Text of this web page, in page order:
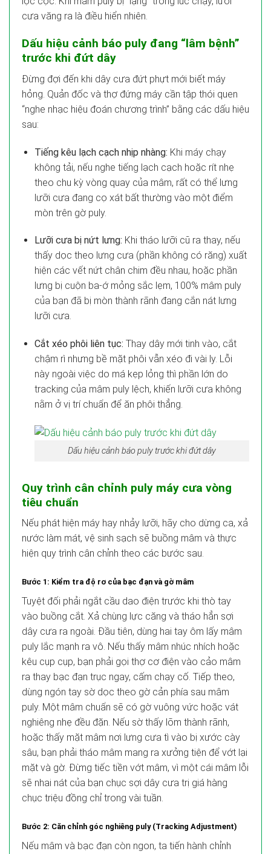
cưa văng ra là điều hiển nhiên.
Dấu hiệu cảnh báo puly đang “lâm bệnh”
trước khi đứt dây
Đừng đợi đến khi dây cưa đứt phựt mới biết máy
hỏng. Quản đốc và thợ đứng máy cần tập thói quen
“nghe nhạc hiệu đoán chương trình” bằng các dấu hiệu
sau:
Tiếng kêu lạch cạch nhịp nhàng: Khi máy chạy
không tải, nếu nghe tiếng lạch cạch hoặc rít nhẹ
theo chu kỳ vòng quay của mâm, rất có thể lưng
lưỡi cưa đang cọ xát bất thường vào một điểm
mòn trên gờ puly.
Lưỡi cưa bị nứt lưng: Khi tháo lưỡi cũ ra thay, nếu
thấy dọc theo lưng cưa (phần không có răng) xuất
hiện các vết nứt chân chim đều nhau, hoặc phần
lưng bị cuộn ba-ớ mỏng sắc lẹm, 100% mâm puly
của bạn đã bị mòn thành rãnh đang cắn nát lưng
lưỡi cưa.
Cắt xéo phôi liên tục: Thay dây mới tinh vào, cắt
chậm rì nhưng bề mặt phôi vẫn xéo đi vài ly. Lỗi
này ngoài việc do má kẹp lỏng thì phần lớn do
tracking của mâm puly lệch, khiến lưỡi cưa không
nằm ở vị trí chuẩn để ăn phôi thẳng.
Dấu hiệu cảnh báo puly trước khi đứt dây
Quy trình cân chỉnh puly máy cưa vòng
tiêu chuẩn
Nếu phát hiện máy hay nhảy lưỡi, hãy cho dừng ca, xả
nước làm mát, vệ sinh sạch sẽ buồng mâm và thực
hiện quy trình cân chỉnh theo các bước sau.
Bước 1: Kiểm tra độ rơ của bạc đạn và gờ mâm
Tuyệt đối phải ngắt cầu dao điện trước khi thò tay
vào buồng cắt. Xả chùng lực căng và tháo hẳn sợi
dây cưa ra ngoài. Đầu tiên, dùng hai tay ôm lấy mâm
puly lắc mạnh ra vô. Nếu thấy mâm nhúc nhích hoặc
kêu cụp cụp, bạn phải gọi thợ cơ điện vào cảo mâm
ra thay bạc đạn trục ngay, cấm chạy cố. Tiếp theo,
dùng ngón tay sờ dọc theo gờ cản phía sau mâm
puly. Một mâm chuẩn sẽ có gờ vuông vức hoặc vát
nghiêng nhẹ đều đặn. Nếu sờ thấy lõm thành rãnh,
hoặc thấy mặt mâm nơi lưng cưa tì vào bị xước cày
sâu, bạn phải tháo mâm mang ra xưởng tiện để vớt lại
mặt và gờ. Đừng tiếc tiền vớt mâm, vì một cái mâm lỗi
sẽ nhai nát của bạn chục sợi dây cưa trị giá hàng
chục triệu đồng chỉ trong vài tuần.
Bước 2: Căn chỉnh góc nghiêng puly (Tracking Adjustment)
Nếu mâm và bạc đạn còn ngon, ta tiến hành chỉnh